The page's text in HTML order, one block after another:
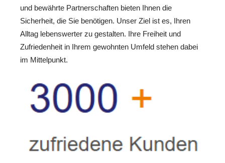
und bewährte Partnerschaften bieten Ihnen die
Sicherheit, die Sie benötigen. Unser Ziel ist es, Ihren
Alltag lebenswerter zu gestalten. Ihre Freiheit und
Zufriedenheit in Ihrem gewohnten Umfeld stehen dabei
im Mittelpunkt.